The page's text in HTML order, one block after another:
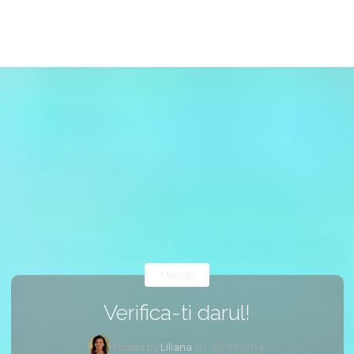
Verifica-ti darul!
Posted by Liliana on 30/09/2014